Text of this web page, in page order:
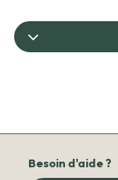
Besoin d'aide ?